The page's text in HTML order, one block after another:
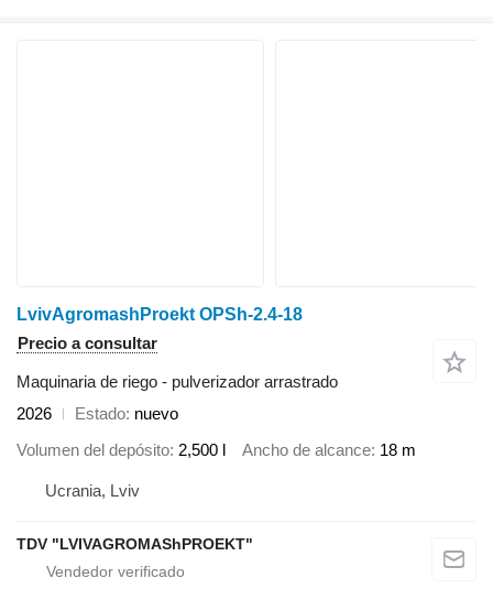
LvivAgromashProekt OPSh-2.4-18
Precio a consultar
Maquinaria de riego - pulverizador arrastrado
2026
Estado nuevo
Volumen del depósito 2,500 l Ancho de alcance 18 m
Ucrania, Lviv
TDV "LVIVAGROMAShPROEKT"